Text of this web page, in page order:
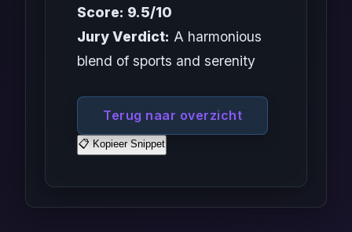
Score: 9.5/10
Jury Verdict: A harmonious
blend of sports and serenity
Terug naar overzicht
📋 Kopieer Snippet